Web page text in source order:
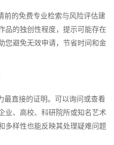
的免费专业检索与风险评估建
品的独创性程度，提示可能存在
您避免无效申请，节省时间和金
直接的证明。可以询问或查看
业、高校、科研院所或知名艺术
多样性也能反映其处理疑难问题